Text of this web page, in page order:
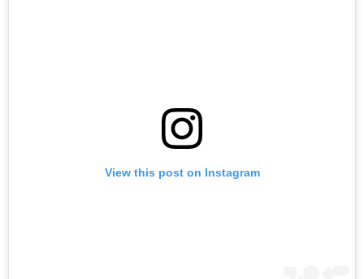
View this post on Instagram